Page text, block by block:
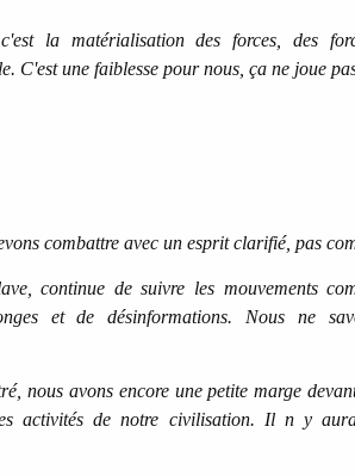
la matérialisation des forces, des
C'est une faiblesse pour nous, ça ne joue
combattre avec un esprit clarifié, pas
continue de suivre les mouvements
et de désinformations. Nous ne
nous avons encore une petite marge
activités de notre civilisation. Il n y